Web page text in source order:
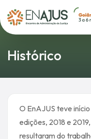
Histórico
O EnAJUS teve
edições, 2018 e
resultaram do